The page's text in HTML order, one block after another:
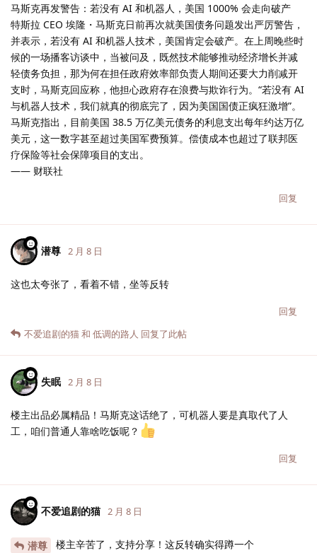
马斯克再发警告：若没有 AI 和机器人，美国 1000% 会走向破产
特斯拉 CEO 埃隆・马斯克日前再次就美国债务问题发出严厉警告，
并表示，若没有 AI 和机器人技术，美国肯定会破产。在上周晚些时
候的一场播客访谈中，当被问及，既然技术能够推动经济增长并减
轻债务负担，那为何在担任政府效率部负责人期间还要大力削减开
支时，马斯克回应称，他担心政府存在浪费与欺诈行为。“若没有 AI
与机器人技术，我们就真的彻底完了，因为美国国债正疯狂激增”。
马斯克指出，目前美国 38.5 万亿美元债务的利息支出每年约达万亿
美元，这一数字甚至超过美国军费预算。偿债成本也超过了联邦医
疗保险等社会保障项目的支出。
—— 财联社
回复
潜尊 2 月 8 日
这也太夸张了，看着不错，坐等反转
回复
不爱追剧的猫和 低调的路人 回复了此帖
失眠 2 月 8 日
楼主出品必属精品！马斯克这话绝了，可机器人要是真取代了人
工，咱们普通人靠啥吃饭呢？
回复
不爱追剧的猫 2 月 8 日
潜尊 楼主辛苦了，支持分享！这反转确实得蹲一个